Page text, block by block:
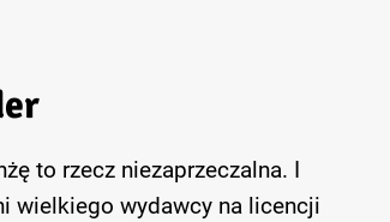
to rzecz niezaprzeczalna. I
wielkiego wydawcy na licencji